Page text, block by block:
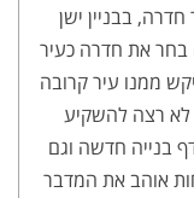
בבניין ישן
בחר את חדרה כעיר
ממנו עיר קרובה
לא רצה להשקיע
בנייה חדשה וגם
אוהב את המדבר